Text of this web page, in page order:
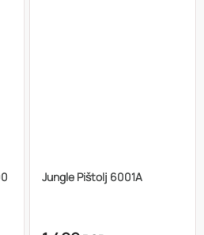
Jungle Pištolj 6001A